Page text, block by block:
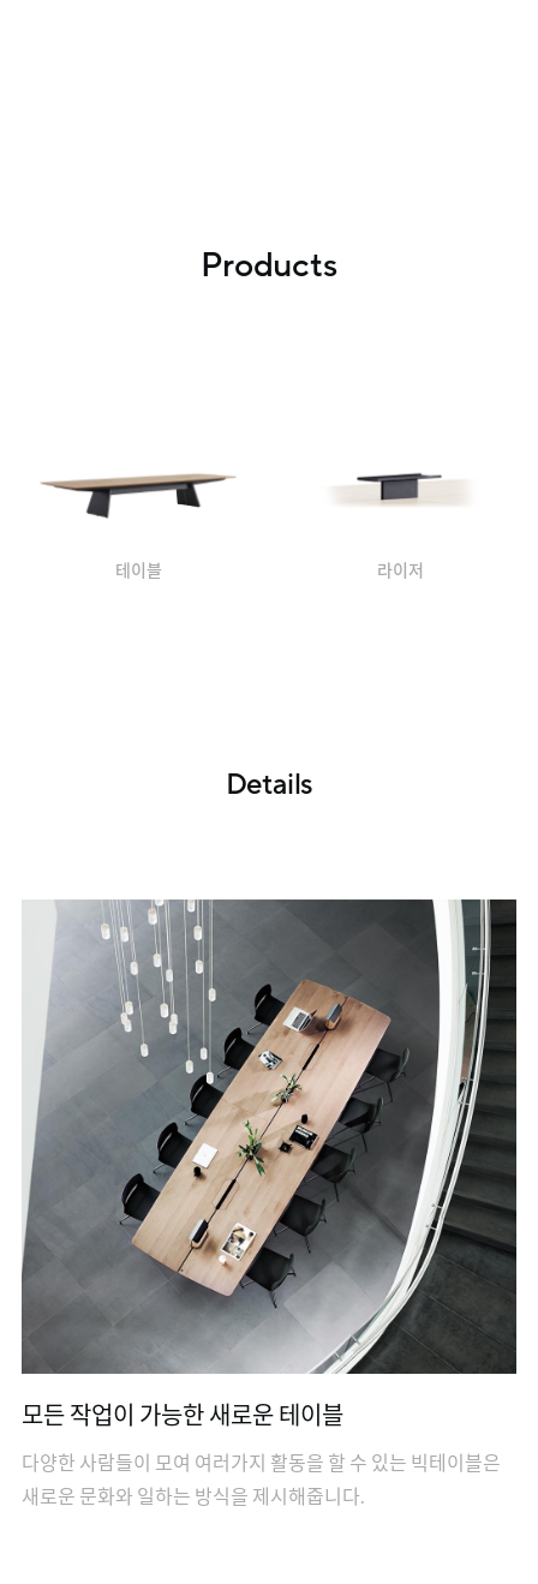
Products
테이블 라이저
Details
모든 작업이 가능한 새로운 테이블
다양한 사람들이 모여 여러가지 활동을 할 수 있는 빅테이블은
새로운 문화와 일하는 방식을 제시해줍니다.